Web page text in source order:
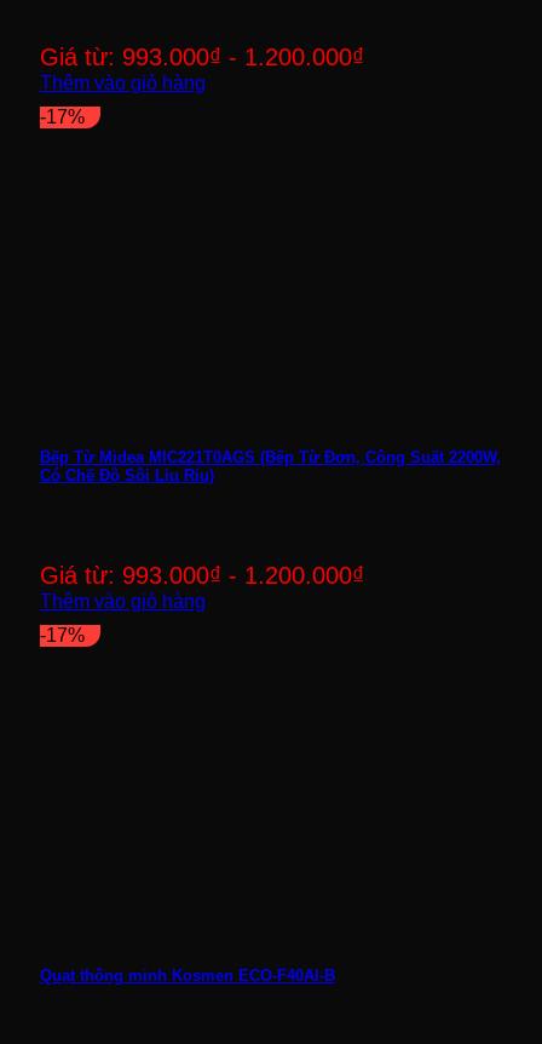
Giá từ: 993.000₫ - 1.200.000₫
Thêm vào giỏ hàng
-17%
Bếp Từ Midea MIC221T0AGS (Bếp Từ Đơn, Công Suất 2200W,
Có Chế Độ Sôi Liu Riu)
Giá từ: 993.000₫ - 1.200.000₫
Thêm vào giỏ hàng
-17%
Quạt thông minh Kosmen ECO-F40AI-B